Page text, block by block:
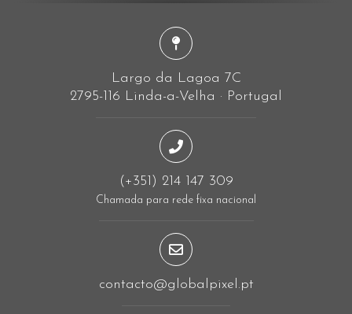
Largo da Lagoa 7C
2795-116 Linda-a-Velha · Portugal
(+351) 214 147 309
Chamada para rede fixa nacional
contacto@globalpixel.pt